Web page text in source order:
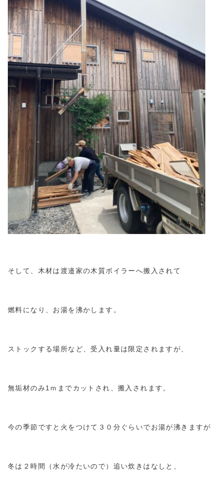
そして、木材は渡邉家の木質ボイラーへ搬入されて
燃料になり、お湯を沸かします。
ストックする場所など、受入れ量は限定されますが、
無垢材のみ1ｍまでカットされ、搬入されます。
今の季節ですと火をつけて３０分ぐらいでお湯が沸きますが
冬は２時間（水が冷たいので）追い炊きはなしと、